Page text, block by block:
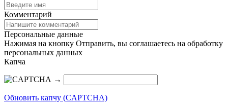
Комментарий
Персональные данные
Нажимая на кнопку Отправить, вы соглашаетесь на обработку
персональных данных
Капча
→
Обновить капчу (CAPTCHA)